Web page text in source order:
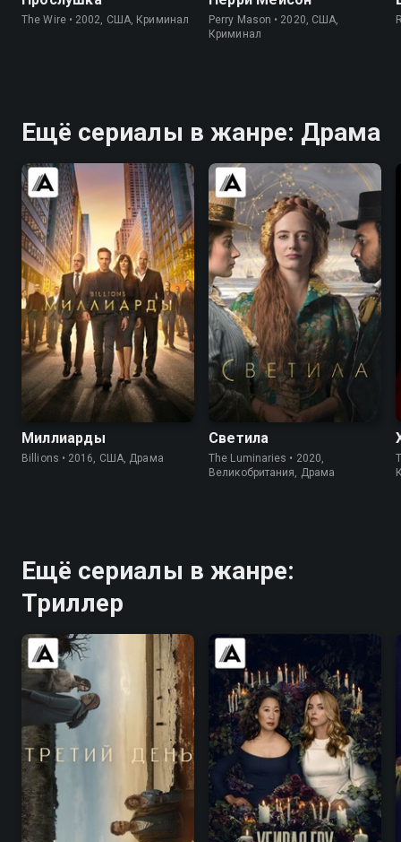
The Wire • 2002, США, Криминал
Perry Mason • 2020, США,
Криминал
Ещё сериалы в жанре: Драма
8.4 8.3
Миллиарды
Billions • 2016, США, Драма
7.0 6.4
Светила
The Luminaries • 2020,
Великобритания, Драма
Ещё сериалы в жанре:
Триллер